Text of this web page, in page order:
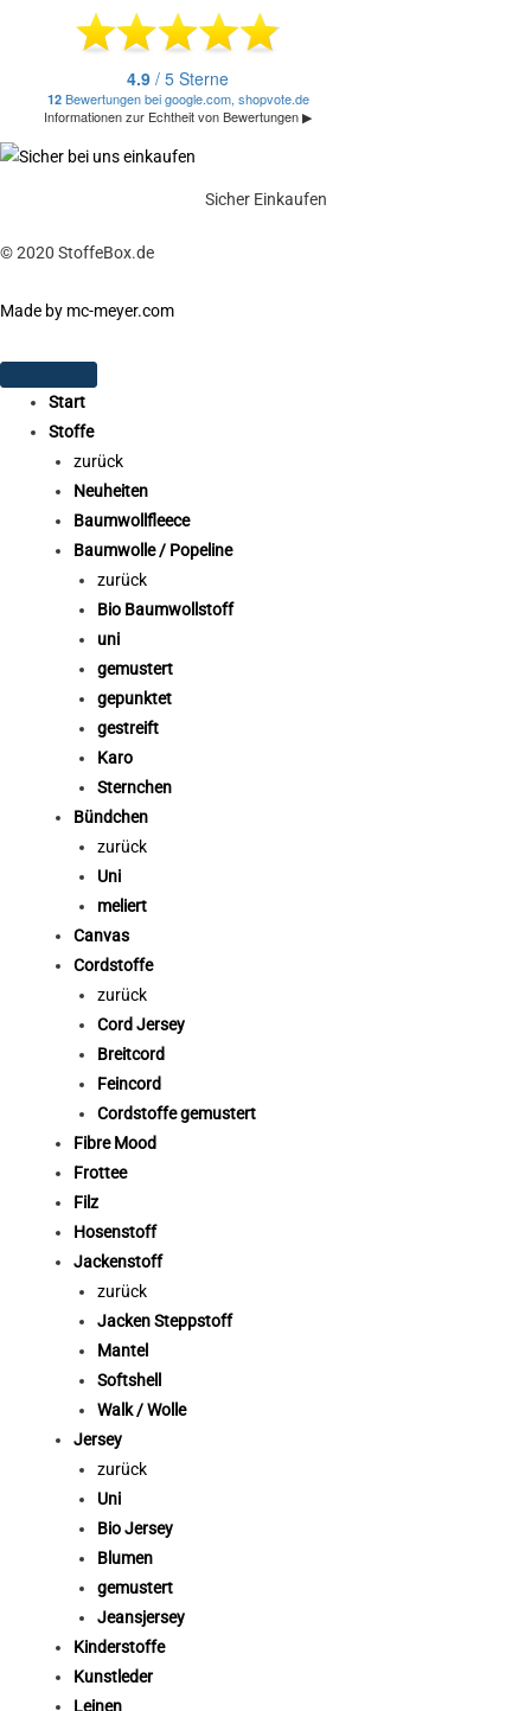
Sicher Einkaufen
© 2020 StoffeBox.de
Made by mc-meyer.com
Start
Stoffe
zurück
Neuheiten
Baumwollfleece
Baumwolle / Popeline
zurück
Bio Baumwollstoff
uni
gemustert
gepunktet
gestreift
Karo
Sternchen
Bündchen
zurück
Uni
meliert
Canvas
Cordstoffe
zurück
Cord Jersey
Breitcord
Feincord
Cordstoffe gemustert
Fibre Mood
Frottee
Filz
Hosenstoff
Jackenstoff
zurück
Jacken Steppstoff
Mantel
Softshell
Walk / Wolle
Jersey
zurück
Uni
Bio Jersey
Blumen
gemustert
Jeansjersey
Kinderstoffe
Kunstleder
Leinen